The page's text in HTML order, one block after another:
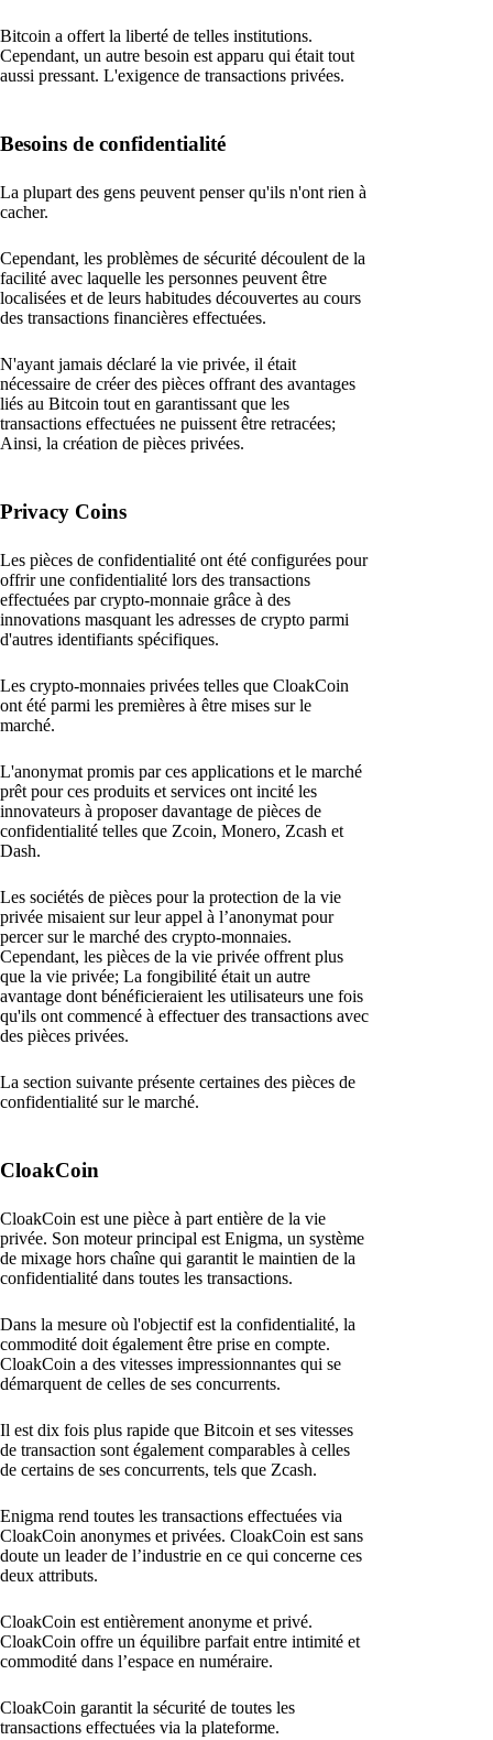
Bitcoin a offert la liberté de telles institutions.
Cependant, un autre besoin est apparu qui était tout
aussi pressant. L'exigence de transactions privées.
Besoins de confidentialité
La plupart des gens peuvent penser qu'ils n'ont rien à
cacher.
Cependant, les problèmes de sécurité découlent de la
facilité avec laquelle les personnes peuvent être
localisées et de leurs habitudes découvertes au cours
des transactions financières effectuées.
N'ayant jamais déclaré la vie privée, il était
nécessaire de créer des pièces offrant des avantages
liés au Bitcoin tout en garantissant que les
transactions effectuées ne puissent être retracées;
Ainsi, la création de pièces privées.
Privacy Coins
Les pièces de confidentialité ont été configurées pour
offrir une confidentialité lors des transactions
effectuées par crypto-monnaie grâce à des
innovations masquant les adresses de crypto parmi
d'autres identifiants spécifiques.
Les crypto-monnaies privées telles que CloakCoin
ont été parmi les premières à être mises sur le
marché.
L'anonymat promis par ces applications et le marché
prêt pour ces produits et services ont incité les
innovateurs à proposer davantage de pièces de
confidentialité telles que Zcoin, Monero, Zcash et
Dash.
Les sociétés de pièces pour la protection de la vie
privée misaient sur leur appel à l’anonymat pour
percer sur le marché des crypto-monnaies.
Cependant, les pièces de la vie privée offrent plus
que la vie privée; La fongibilité était un autre
avantage dont bénéficieraient les utilisateurs une fois
qu'ils ont commencé à effectuer des transactions avec
des pièces privées.
La section suivante présente certaines des pièces de
confidentialité sur le marché.
CloakCoin
CloakCoin est une pièce à part entière de la vie
privée. Son moteur principal est Enigma, un système
de mixage hors chaîne qui garantit le maintien de la
confidentialité dans toutes les transactions.
Dans la mesure où l'objectif est la confidentialité, la
commodité doit également être prise en compte.
CloakCoin a des vitesses impressionnantes qui se
démarquent de celles de ses concurrents.
Il est dix fois plus rapide que Bitcoin et ses vitesses
de transaction sont également comparables à celles
de certains de ses concurrents, tels que Zcash.
Enigma rend toutes les transactions effectuées via
CloakCoin anonymes et privées. CloakCoin est sans
doute un leader de l’industrie en ce qui concerne ces
deux attributs.
CloakCoin est entièrement anonyme et privé.
CloakCoin offre un équilibre parfait entre intimité et
commodité dans l’espace en numéraire.
CloakCoin garantit la sécurité de toutes les
transactions effectuées via la plateforme.